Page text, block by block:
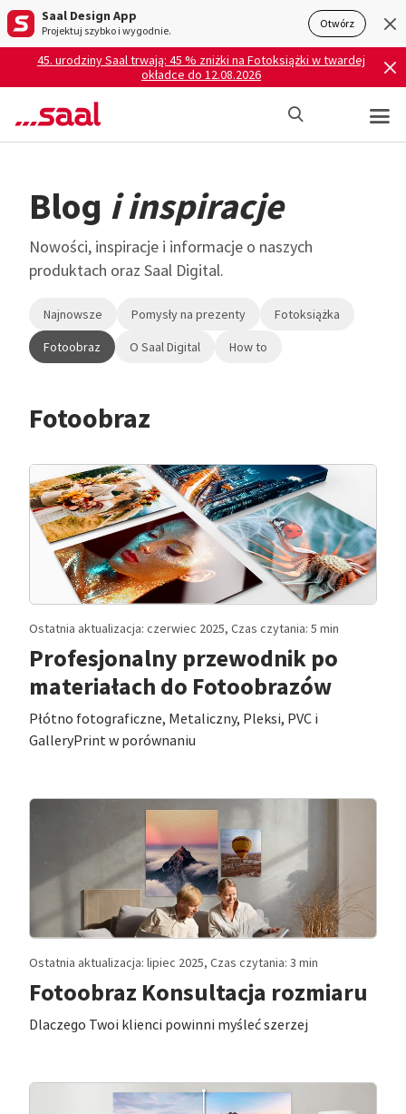
Saal Design App
Projektuj szybko i wygodnie. Otwórz
45. urodziny Saal trwają: 45 % zniżki na Fotoksiążki w twardej
okładce do 12.08.2026
Blog i inspiracje
Nowości, inspiracje i informacje o naszych
produktach oraz Saal Digital.
Najnowsze Pomysły na prezenty
Fotoksiążka
Fotoobraz
O Saal Digital How to
Fotoobraz
Ostatnia aktualizacja: czerwiec 2025, Czas czytania: 5 min
Profesjonalny przewodnik po
materiałach do Fotoobrazów
Płótno fotograficzne, Metaliczny, Pleksi, PVC i
GalleryPrint w porównaniu
Ostatnia aktualizacja: lipiec 2025, Czas czytania: 3 min
Fotoobraz Konsultacja rozmiaru
Dlaczego Twoi klienci powinni myśleć szerzej